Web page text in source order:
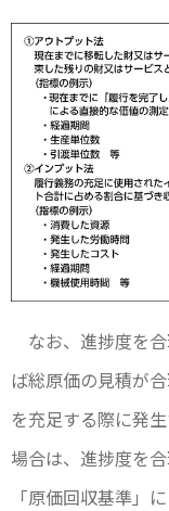
なお、進捗度を
ば総原価の見積が
を充足する際に発
場合は、進捗度を
「原価回収基準」